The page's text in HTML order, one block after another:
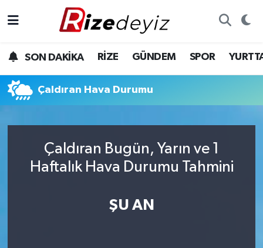
SON DAKİKA RİZE GÜNDEM SPOR
Çaldıran Hava Durumu
Çaldıran Bugün, Yarın ve 1
Haftalık Hava Durumu Tahmini
ŞU AN
Gündem
Yurttan Haberler
Teknoloji
Rize Hava Durumu
Rize Trafik Yoğunluk Haritası
Tüm Manşetler